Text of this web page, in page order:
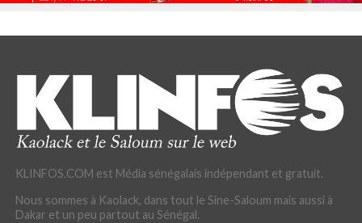
KLINFOS.COM est Média sénégalais indépendant et gratuit.
Nous sommes à Kaolack, dans tout le Sine-Saloum mais aussi à
Dakar et un peu partout au Sénégal.